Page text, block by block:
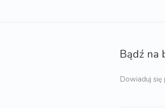
Bądź na
Dowiaduj